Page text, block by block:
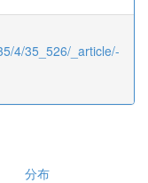
4/35_526/_article/-
分布